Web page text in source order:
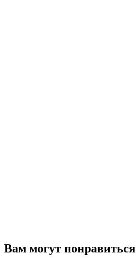
Вам могут понравиться